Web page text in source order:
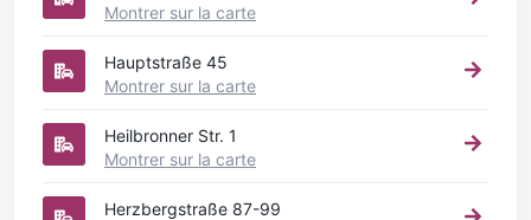
Montrer sur la carte
Hauptstraße 45
Montrer sur la carte
Heilbronner Str. 1
Montrer sur la carte
Herzbergstraße 87-99